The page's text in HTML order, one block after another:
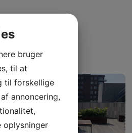
bruger
til at
til forskellige
annoncering,
oplysninger